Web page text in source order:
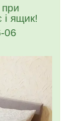
і ящик!
06